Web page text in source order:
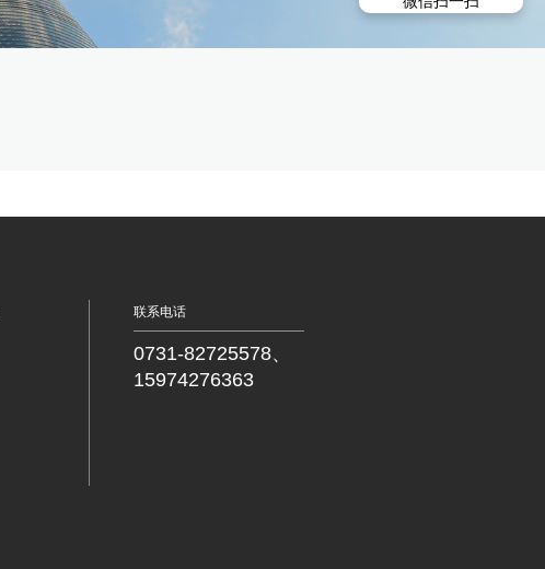
联系电话
0731-82725578、
15974276363